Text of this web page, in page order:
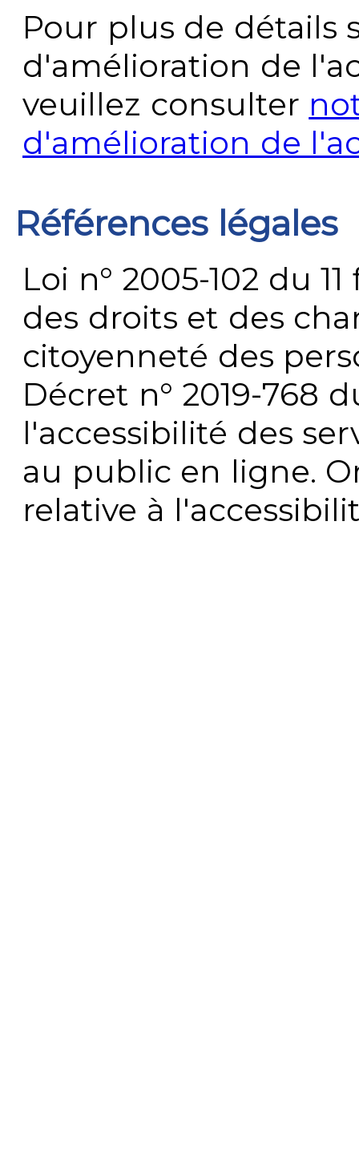
Pour plus de détails
d'amélioration de
veuillez consulter
d'amélioration de
Références légales
Loi n° 2005-102 du
des droits et des
citoyenneté des
Décret n° 2019-768
l'accessibilité des
au public en ligne.
relative à